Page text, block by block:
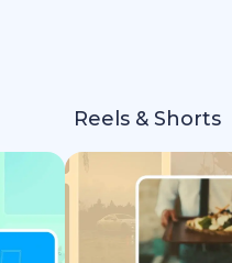
Reels & Shorts